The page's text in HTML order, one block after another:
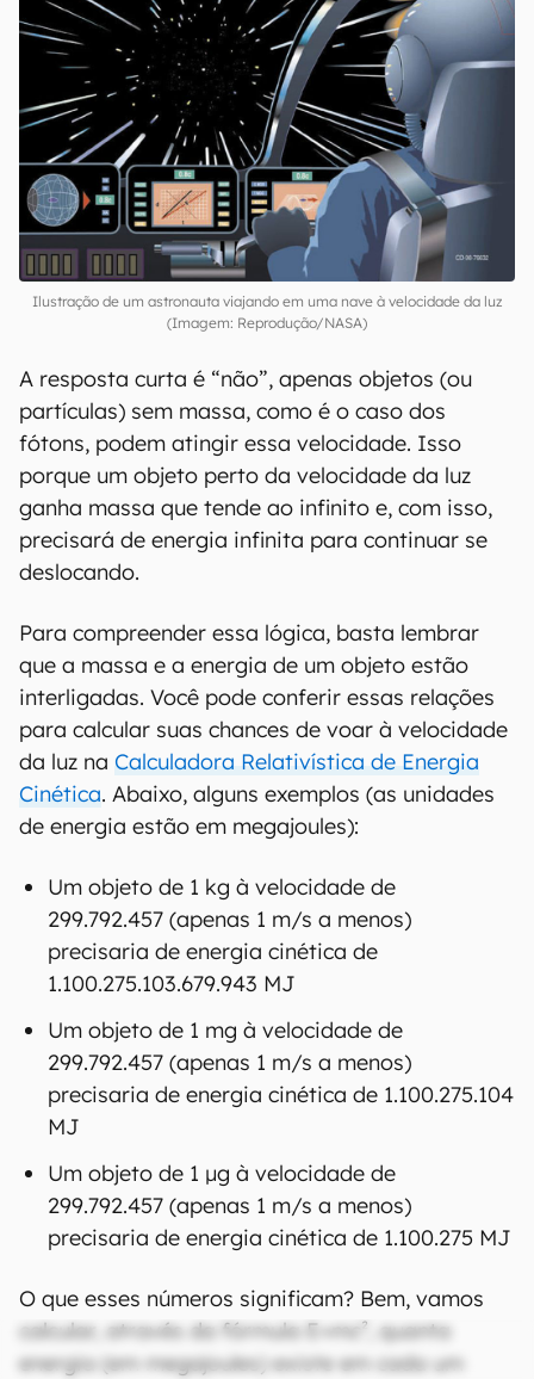
Ilustração de um astronauta viajando em uma nave à velocidade da luz
(Imagem: Reprodução/NASA)
A resposta curta é “não”, apenas objetos (ou
partículas) sem massa, como é o caso dos
fótons, podem atingir essa velocidade. Isso
porque um objeto perto da velocidade da luz
ganha massa que tende ao infinito e, com isso,
precisará de energia infinita para continuar se
deslocando.
Para compreender essa lógica, basta lembrar
que a massa e a energia de um objeto estão
interligadas. Você pode conferir essas relações
para calcular suas chances de voar à velocidade
da luz na Calculadora Relativística de Energia
Cinética. Abaixo, alguns exemplos (as unidades
de energia estão em megajoules):
Um objeto de 1 kg à velocidade de
299.792.457 (apenas 1 m/s a menos)
precisaria de energia cinética de
1.100.275.103.679.943 MJ
Um objeto de 1 mg à velocidade de
299.792.457 (apenas 1 m/s a menos)
precisaria de energia cinética de 1.100.275.104
MJ
Um objeto de 1 µg à velocidade de
299.792.457 (apenas 1 m/s a menos)
precisaria de energia cinética de 1.100.275 MJ
O que esses números significam? Bem, vamos
calcular, através da fórmula E=mc², quanta
energia (em megajoules) existe em cada um